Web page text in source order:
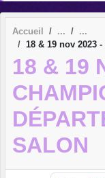
Accueil
18 & 19 nov 2023
18 & 19
SALON